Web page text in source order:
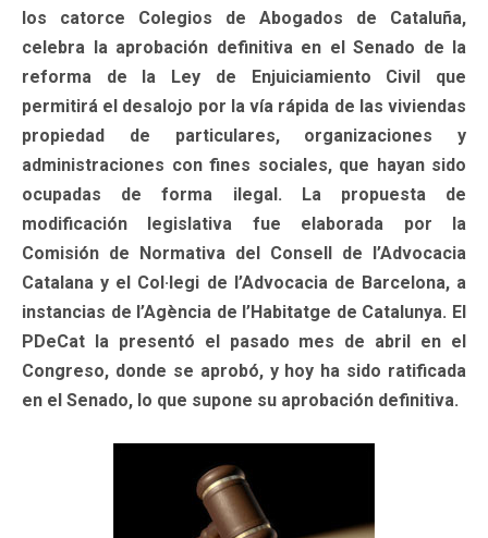
los catorce Colegios de Abogados de Cataluña,
celebra la aprobación definitiva en el Senado de la
reforma de la Ley de Enjuiciamiento Civil que
permitirá el desalojo por la vía rápida de las viviendas
propiedad de particulares, organizaciones y
administraciones con fines sociales, que hayan sido
ocupadas de forma ilegal. La propuesta de
modificación legislativa fue elaborada por la
Comisión de Normativa del Consell de l’Advocacia
Catalana y el Col·legi de l’Advocacia de Barcelona, ​​a
instancias de l’Agència de l’Habitatge de Catalunya. El
PDeCat la presentó el pasado mes de abril en el
Congreso, donde se aprobó, y hoy ha sido ratificada
en el Senado, lo que supone su aprobación definitiva.